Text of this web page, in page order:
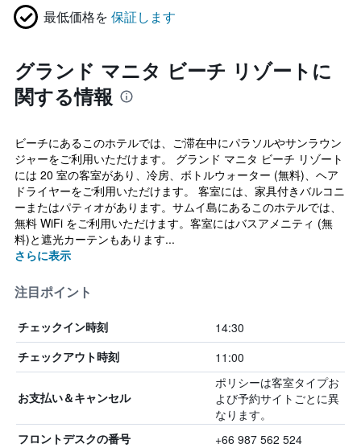
最低価格を 保証します
グランド マニタ ビーチ リゾートに
関する情報
ビーチにあるこのホテルでは、ご滞在中にパラソルやサンラウン
ジャーをご利用いただけます。 グランド マニタ ビーチ リゾート
には 20 室の客室があり、冷房、ボトルウォーター (無料)、ヘア
ドライヤーをご利用いただけます。 客室には、家具付きバルコニ
ーまたはパティオがあります。サムイ島にあるこのホテルでは、
無料 WiFi をご利用いただけます。客室にはバスアメニティ (無
料)と遮光カーテンもあります...
さらに表示
注目ポイント
チェックイン時刻 14:30
チェックアウト時刻 11:00
お支払い＆キャンセル
ポリシーは客室タイプお
よび予約サイトごとに異
なります。
フロントデスクの番号 +66 987 562 524